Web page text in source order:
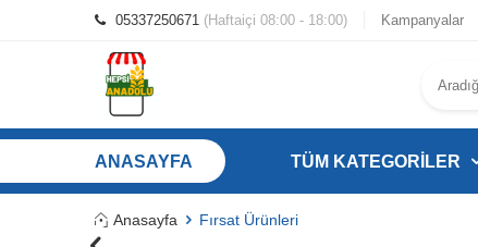
05337250671 (Haftaiçi 08:00 - 18:00) Kampanyalar
ANASAYFA TÜM KATEGORILER
Anasayfa Fırsat Ürünleri